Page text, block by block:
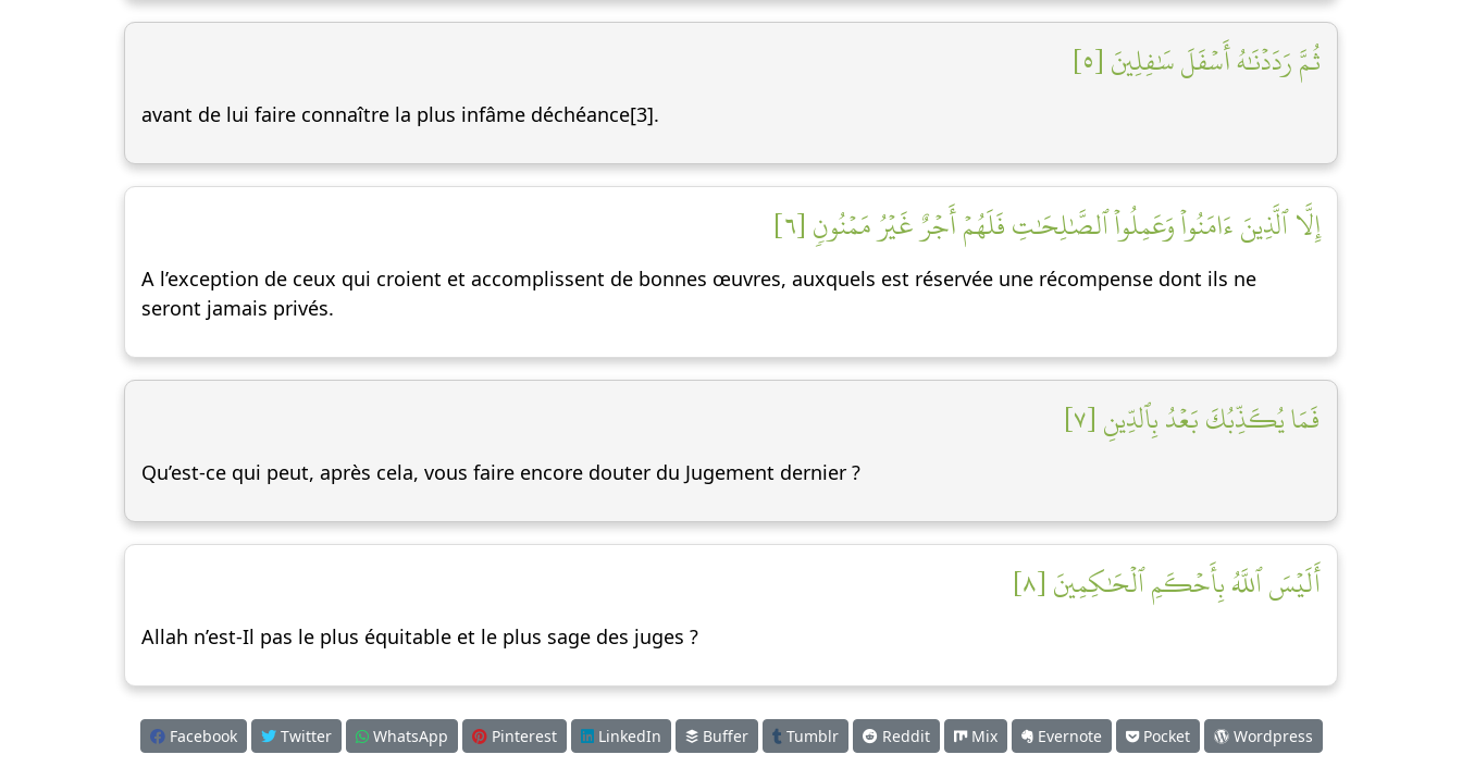
ثُمَّ رَدَدۡنَٰهُ أَسۡفَلَ سَٰفِلِينَ [٥]
avant de lui faire connaître la plus infâme déchéance[3].
إِلَّا ٱلَّذِينَ ءَامَنُواْ وَعَمِلُواْ ٱلصَّٰلِحَٰتِ فَلَهُمۡ أَجۡرٌ غَيۡرُ مَمۡنُونٖ [٦]
A l’exception de ceux qui croient et accomplissent de bonnes œuvres, auxquels est réservée une récompense dont ils ne
seront jamais privés.
فَمَا يُكَذِّبُكَ بَعۡدُ بِٱلدِّينِ [٧]
Qu’est-ce qui peut, après cela, vous faire encore douter du Jugement dernier ?
أَلَيۡسَ ٱللَّهُ بِأَحۡكَمِ ٱلۡحَٰكِمِينَ [٨]
Allah n’est-Il pas le plus équitable et le plus sage des juges ?
Facebook Twitter WhatsApp Pinterest LinkedIn Buffer Tumblr Reddit Mix Evernote Pocket Wordpress